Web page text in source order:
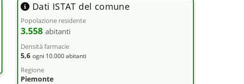
Dati ISTAT del comune
Popolazione residente
3.558 abitanti
Densità farmacie
5,6 ogni 10.000 abitanti
Regione
Piemonte